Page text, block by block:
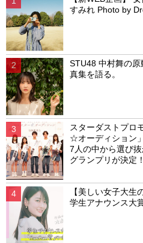
すみれ Photo by
STU48 中村舞の
真集を語る。
スターダストプロ
☆オーディション
7人の中から選び
グランプリが決定！
【美しい女子大生
学生アナウンス大